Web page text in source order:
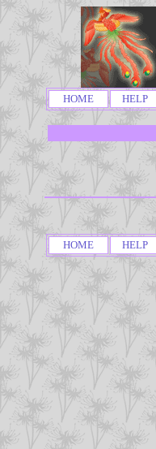
HOME HELP
HOME HELP